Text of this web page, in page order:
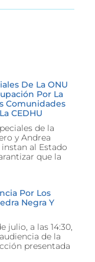
De La ONU
Por La
Comunidades
CEDHU
de la
y Andrea
al Estado
que la
Por Los
Negra Y
julio, a las 14:30,
de la
presentada